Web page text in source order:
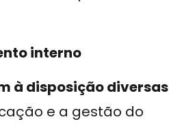
interno
à disposição diversas
e a gestão do